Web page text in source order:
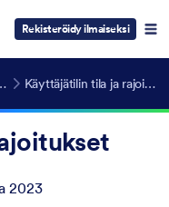
Rekisteröidy ilmaiseksi
Käyttäjätilin tila ja rajoitukset
2023